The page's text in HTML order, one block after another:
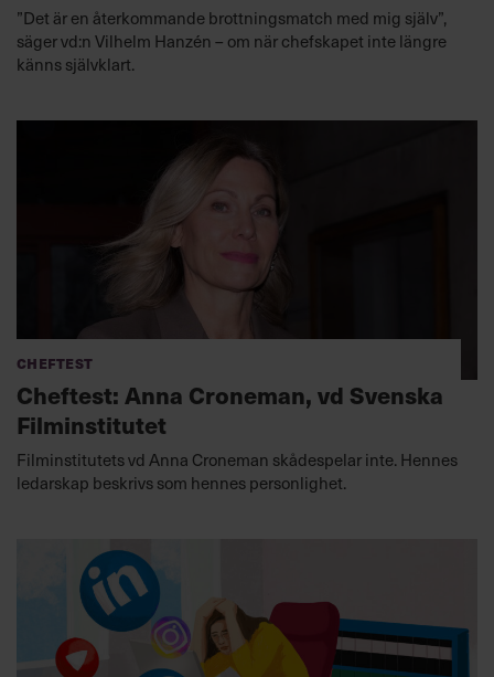
”Det är en återkommande brottningsmatch med mig själv”,
säger vd:n Vilhelm Hanzén – om när chefskapet inte längre
känns självklart.
Cheftest
Cheftest: Anna Croneman, vd Svenska
Filminstitutet
Filminstitutets vd Anna Croneman skådespelar inte. Hennes
ledarskap beskrivs som hennes personlighet.